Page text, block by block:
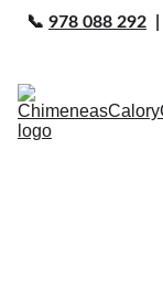
📞 978 088 292